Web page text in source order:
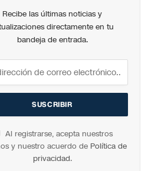
Recibe las últimas noticias y
directamente en tu
bandeja de entrada.
Al registrarse, acepta nuestros
y nuestro acuerdo de Política de
privacidad.